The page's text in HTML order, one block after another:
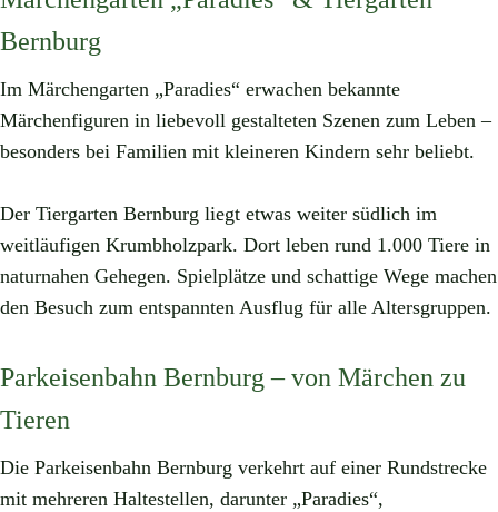
Bernburg
Im Märchengarten „Paradies“ erwachen bekannte
Märchenfiguren in liebevoll gestalteten Szenen zum Leben –
besonders bei Familien mit kleineren Kindern sehr beliebt.
Der Tiergarten Bernburg liegt etwas weiter südlich im
weitläufigen Krumbholzpark. Dort leben rund 1.000 Tiere in
naturnahen Gehegen. Spielplätze und schattige Wege machen
den Besuch zum entspannten Ausflug für alle Altersgruppen.
Parkeisenbahn Bernburg – von Märchen zu
Tieren
Die Parkeisenbahn Bernburg verkehrt auf einer Rundstrecke
mit mehreren Haltestellen, darunter „Paradies“,